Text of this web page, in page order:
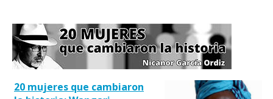
20 mujeres que cambiaron